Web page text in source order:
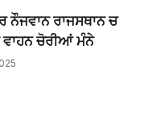
ਨੌਜਵਾਨ ਰਾਜਸਥਾਨ ਚ
ਚੋਰੀਆਂ ਮੰਨੇ